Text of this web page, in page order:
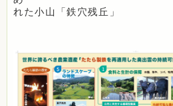
れた小山「鉄穴残丘」